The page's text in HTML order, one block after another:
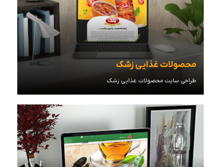
محصولات غذایی زشک
طراحی سایت محصولات غذایی زشک
مشاهده توضیحات